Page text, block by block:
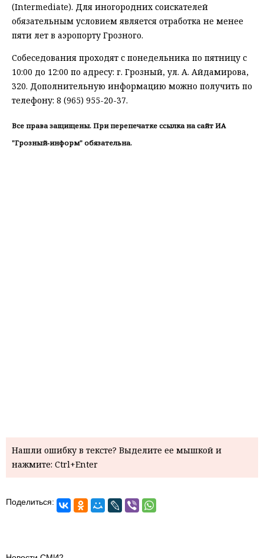
(Intermediate). Для иногородних соискателей
обязательным условием является отработка не менее
пяти лет в аэропорту Грозного.
Собеседования проходят с понедельника по пятницу с
10:00 до 12:00 по адресу: г. Грозный, ул. А. Айдамирова,
320. Дополнительную информацию можно получить по
телефону: 8 (965) 955-20-37.
Все права защищены. При перепечатке ссылка на сайт ИА
"Грозный-информ" обязательна.
Нашли ошибку в тексте? Выделите ее мышкой и
нажмите: Ctrl+Enter
Поделиться: